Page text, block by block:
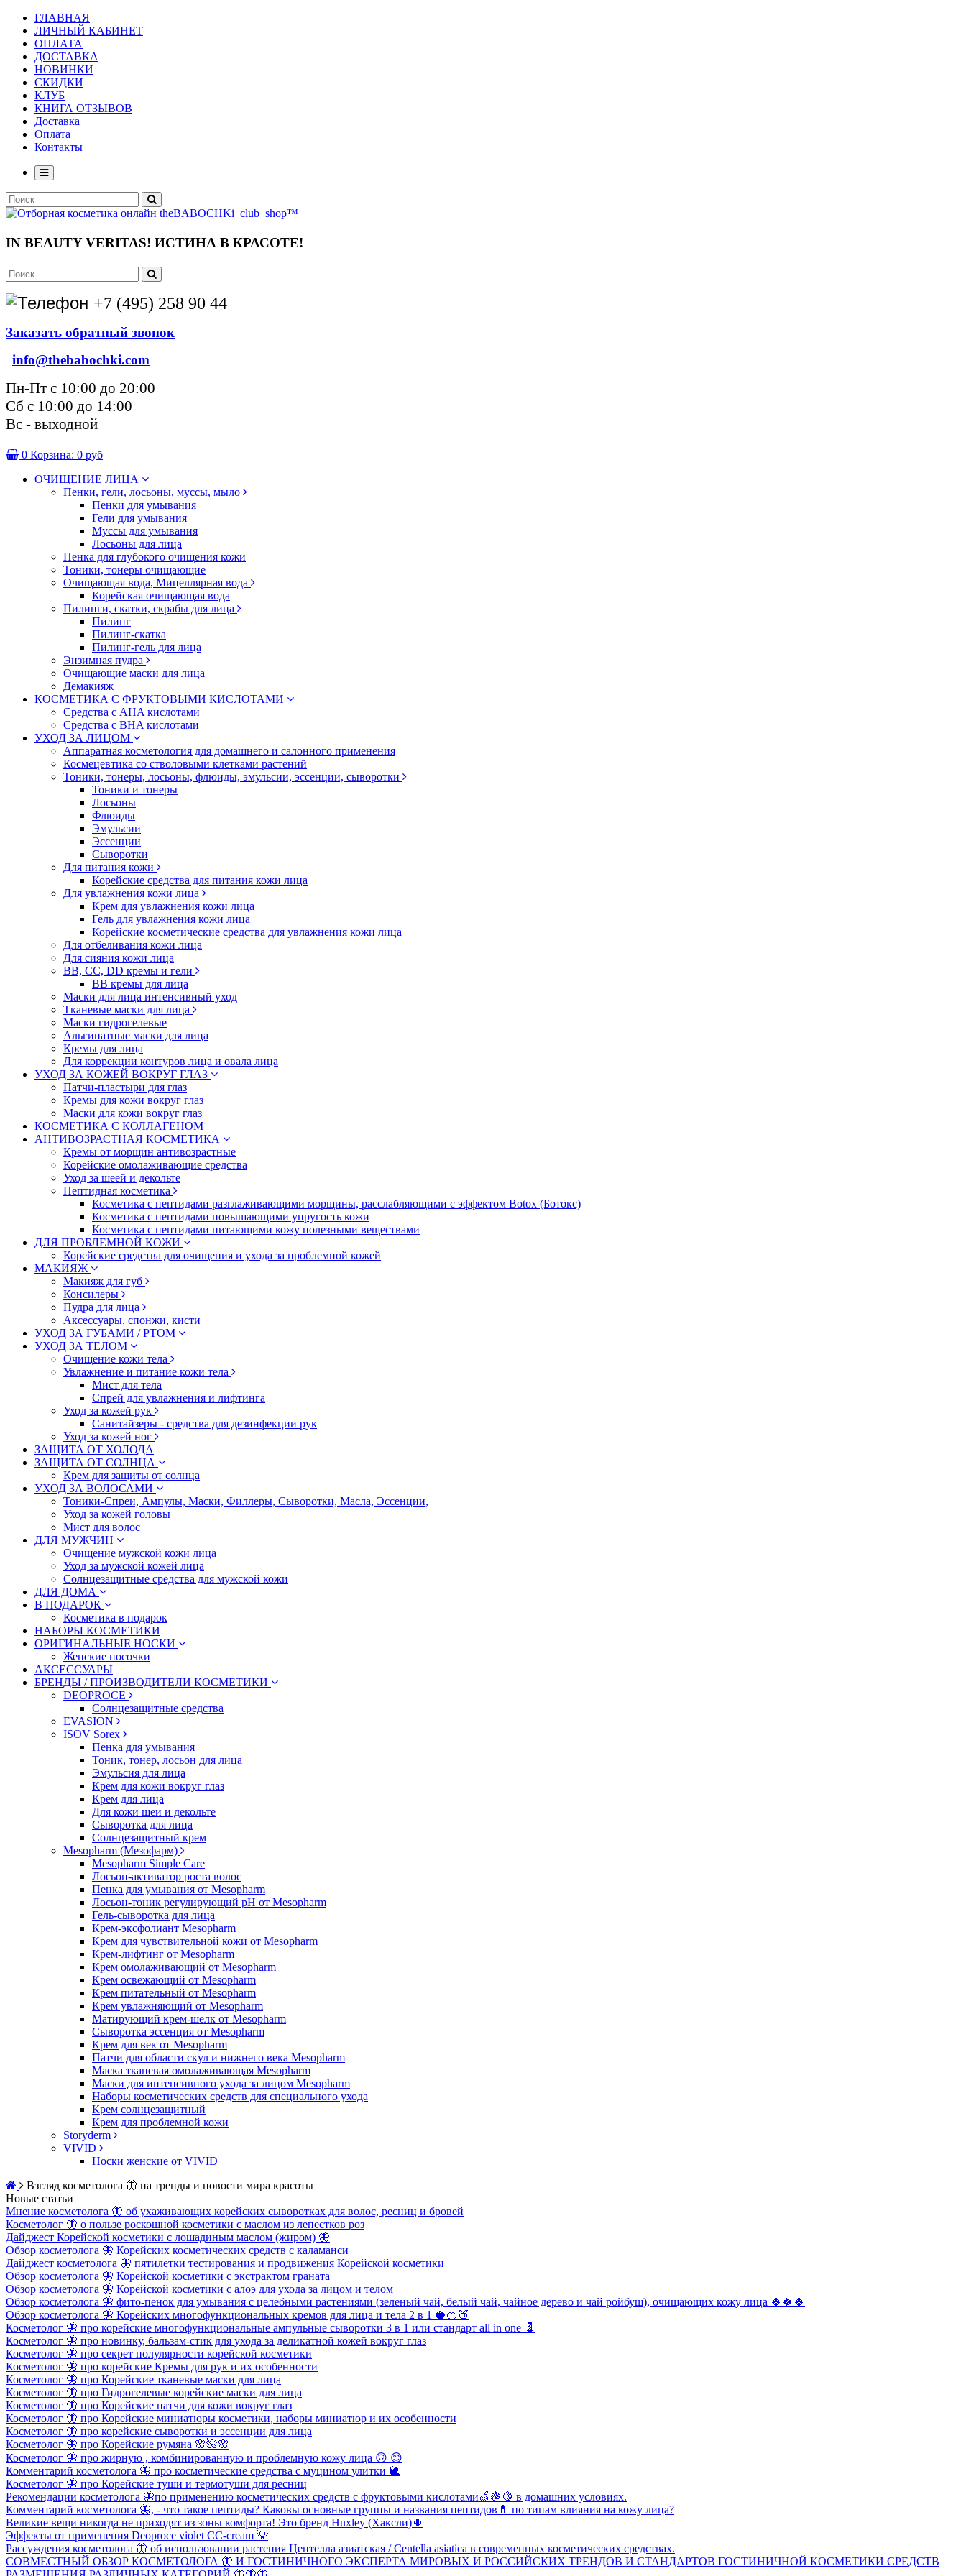
ГЛАВНАЯ
ЛИЧНЫЙ КАБИНЕТ
ОПЛАТА
ДОСТАВКА
НОВИНКИ
СКИДКИ
КЛУБ
КНИГА ОТЗЫВОВ
Доставка
Оплата
Контакты
IN BEAUTY VERITAS! ИСТИНА В КРАСОТЕ!
+7 (495) 258 90 44
Заказать обратный звонок
info@thebabochki.com
Пн-Пт с 10:00 до 20:00
Сб с 10:00 до 14:00
Вс - выходной
0 Корзина: 0 руб
ОЧИЩЕНИЕ ЛИЦА
Пенки, гели, лосьоны, муссы, мыло
Пенки для умывания
Гели для умывания
Муссы для умывания
Лосьоны для лица
Пенка для глубокого очищения кожи
Тоники, тонеры очищающие
Очищающая вода, Мицеллярная вода
Корейская очищающая вода
Пилинги, скатки, скрабы для лица
Пилинг
Пилинг-скатка
Пилинг-гель для лица
Энзимная пудра
Очищающие маски для лица
Демакияж
КОСМЕТИКА С ФРУКТОВЫМИ КИСЛОТАМИ
Средства с AHA кислотами
Средства с BHA кислотами
УХОД ЗА ЛИЦОМ
Аппаратная косметология для домашнего и салонного применения
Космецевтика со стволовыми клетками растений
Тоники, тонеры, лосьоны, флюиды, эмульсии, эссенции, сыворотки
Тоники и тонеры
Лосьоны
Флюиды
Эмульсии
Эссенции
Сыворотки
Для питания кожи
Корейские средства для питания кожи лица
Для увлажнения кожи лица
Крем для увлажнения кожи лица
Гель для увлажнения кожи лица
Корейские косметические средства для увлажнения кожи лица
Для отбеливания кожи лица
Для сияния кожи лица
BB, CC, DD кремы и гели
BB кремы для лица
Маски для лица интенсивный уход
Тканевые маски для лица
Маски гидрогелевые
Альгинатные маски для лица
Кремы для лица
Для коррекции контуров лица и овала лица
УХОД ЗА КОЖЕЙ ВОКРУГ ГЛАЗ
Патчи-пластыри для глаз
Кремы для кожи вокруг глаз
Маски для кожи вокруг глаз
КОСМЕТИКА С КОЛЛАГЕНОМ
АНТИВОЗРАСТНАЯ КОСМЕТИКА
Кремы от морщин антивозрастные
Корейские омолаживающие средства
Уход за шеей и декольте
Пептидная косметика
Косметика с пептидами разглаживающими морщины, расслабляющими с эффектом Botox (Ботокс)
Косметика с пептидами повышающими упругость кожи
Косметика с пептидами питающими кожу полезными веществами
ДЛЯ ПРОБЛЕМНОЙ КОЖИ
Корейские средства для очищения и ухода за проблемной кожей
МАКИЯЖ
Макияж для губ
Консилеры
Пудра для лица
Аксессуары, спонжи, кисти
УХОД ЗА ГУБАМИ / РТОМ
УХОД ЗА ТЕЛОМ
Очищение кожи тела
Увлажнение и питание кожи тела
Мист для тела
Спрей для увлажнения и лифтинга
Уход за кожей рук
Санитайзеры - средства для дезинфекции рук
Уход за кожей ног
ЗАЩИТА ОТ ХОЛОДА
ЗАЩИТА ОТ СОЛНЦА
Крем для защиты от солнца
УХОД ЗА ВОЛОСАМИ
Тоники-Спреи, Ампулы, Маски, Филлеры, Сыворотки, Масла, Эссенции,
Уход за кожей головы
Мист для волос
ДЛЯ МУЖЧИН
Очищение мужской кожи лица
Уход за мужской кожей лица
Солнцезащитные средства для мужской кожи
ДЛЯ ДОМА
В ПОДАРОК
Косметика в подарок
НАБОРЫ КОСМЕТИКИ
ОРИГИНАЛЬНЫЕ НОСКИ
Женские носочки
АКСЕССУАРЫ
БРЕНДЫ / ПРОИЗВОДИТЕЛИ КОСМЕТИКИ
DEOPROCE
Солнцезащитные средства
EVASION
ISOV Sorex
Пенка для умывания
Тоник, тонер, лосьон для лица
Эмульсия для лица
Крем для кожи вокруг глаз
Крем для лица
Для кожи шеи и декольте
Сыворотка для лица
Солнцезащитный крем
Mesopharm (Мезофарм)
Mesopharm Simple Care
Лосьон-активатор роста волос
Пенка для умывания от Mesopharm
Лосьон-тоник регулирующий рН от Mesopharm
Гель-сыворотка для лица
Крем-эксфолиант Mesopharm
Крем для чувствительной кожи от Mesopharm
Крем-лифтинг от Mesopharm
Крем омолаживающий от Mesopharm
Крем освежающий от Mesopharm
Крем питательный от Mesopharm
Крем увлажняющий от Mesopharm
Матирующий крем-шелк от Mesopharm
Сыворотка эссенция от Mesopharm
Крем для век от Mesopharm
Патчи для области скул и нижнего века Mesopharm
Маска тканевая омолаживающая Mesopharm
Маски для интенсивного ухода за лицом Mesopharm
Наборы косметических средств для специального ухода
Крем солнцезащитный
Крем для проблемной кожи
Storyderm
VIVID
Носки женские от VIVID
Взгляд косметолога 🦋 на тренды и новости мира красоты
Новые статьи
Мнение косметолога 🦋 об ухаживающих корейских сыворотках для волос, ресниц и бровей
Косметолог 🦋 о пользе роскошной косметики с маслом из лепестков роз
Дайджест Корейской косметики с лошадиным маслом (жиром) 🦋
Обзор косметолога 🦋 Корейских косметических средств с каламанси
Дайджест косметолога 🦋 пятилетки тестирования и продвижения Корейской косметики
Обзор косметолога 🦋 Корейской косметики с экстрактом граната
Обзор косметолога 🦋 Корейской косметики с алоэ для ухода за лицом и телом
Обзор косметолога 🦋 фито-пенок для умывания с целебными растениями (зеленый чай, белый чай, чайное дерево и чай ройбуш), очищающих кожу лица 🍀🍀🍀
Обзор косметолога 🦋 Корейских многофункциональных кремов для лица и тела 2 в 1 🥥🍊🍑
Косметолог 🦋 про корейские многофункциональные ампульные сыворотки 3 в 1 или стандарт all in one 💈
Косметолог 🦋 про новинку, бальзам-стик для ухода за деликатной кожей вокруг глаз
Косметолог 🦋 про секрет полулярности корейской косметики
Косметолог 🦋 про корейские Кремы для рук и их особенности
Косметолог 🦋 про Корейские тканевые маски для лица
Косметолог 🦋 про Гидрогелевые корейские маски для лица
Косметолог 🦋 про Корейские патчи для кожи вокруг глаз
Косметолог 🦋 про Корейские миниатюры косметики, наборы миниатюр и их особенности
Косметолог 🦋 про корейские сыворотки и эссенции для лица
Косметолог 🦋 про Корейские румяна 🌸🌺🌸
Косметолог 🦋 про жирную , комбинированную и проблемную кожу лица 🙃 😊
Комментарий косметолога 🦋 про косметические средства с муцином улитки 🐌
Косметолог 🦋 про Корейские туши и термотуши для ресниц
Рекомендации косметолога 🦋по применению косметических средств с фруктовыми кислотами🍏🍇🍋 в домашних условиях.
Комментарий косметолога 🦋, - что такое пептиды? Каковы основные группы и названия пептидов💊 по типам влияния на кожу лица?
Великие вещи никогда не приходят из зоны комфорта! Это бренд Huxley (Хаксли)🌵
Эффекты от применения Deoproce violet CC-сream 💡
Рассуждения косметолога 🦋 об использовании растения Центелла азиатская / Centella asiatica в современных косметических средствах.
СОВМЕСТНЫЙ ОБЗОР КОСМЕТОЛОГА 🦋 И ГОСТИНИЧНОГО ЭКСПЕРТА МИРОВЫХ И РОССИЙСКИХ ТРЕНДОВ И СТАНДАРТОВ ГОСТИНИЧНОЙ КОСМЕТИКИ СРЕДСТВ